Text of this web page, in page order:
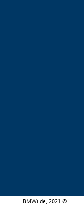
BMWi.de, 2021 ©